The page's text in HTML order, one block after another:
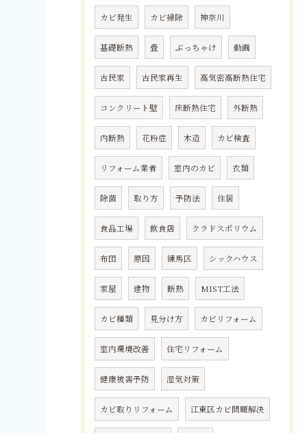
カビ発生 カビ掃除 神奈川
基礎断熱 畳 ぶっちゃけ 動画
古民家 古民家再生 高気密高断熱住宅
コンクリート壁 床断熱住宅 外断熱
内断熱 花粉症 木造 カビ検査
リフォーム業者 室内のカビ 衣類
除菌 取り方 予防法 住居
食品工場 飲食店 クラドスポリウム
布団 原因 練馬区 シックハウス
家屋 建物 断熱 MIST工法
カビ種類 見分け方 カビリフォーム
室内環境改善 住宅リフォーム
健康被害予防 湿気対策
カビ取りリフォーム 江東区カビ問題解決